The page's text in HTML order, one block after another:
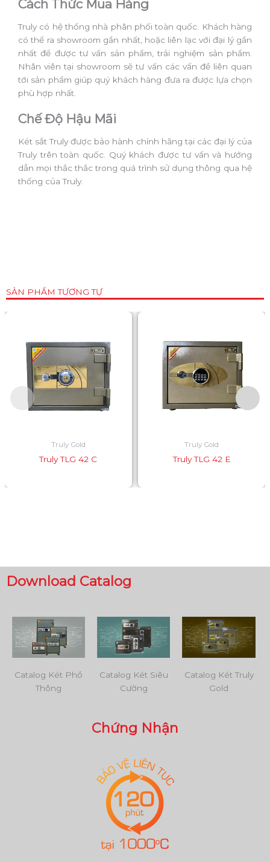
Cách Thức Mua Hàng
Truly có hệ thống nhà phân phối toàn quốc. Khách hàng
có thể ra showroom gần nhất, hoặc liên lạc với đại lý gần
nhất để được tư vấn sản phẩm, trải nghiệm sản phẩm.
Nhân viên tại showroom sẽ tư vấn các vấn đề liên quan
tới sản phẩm giúp quý khách hàng đưa ra được lựa chọn
phù hợp nhất.
Chế Độ Hậu Mãi
Két sắt Truly được bảo hành chính hãng tại các đại lý của
Truly trên toàn quốc. Quý khách được tư vấn và hướng
dẫn mọi thắc thắc trong quá trình sử dụng thông qua hệ
thống của Truly.
SẢN PHẨM TƯƠNG TỰ
Truly Gold
Truly TLG 42 C
Truly Gold
Truly TLG 42 E
Download Catalog
Catalog Két Phổ
Thông
Catalog Két Siêu
Cường
Catalog Két Truly
Gold
Chứng Nhận